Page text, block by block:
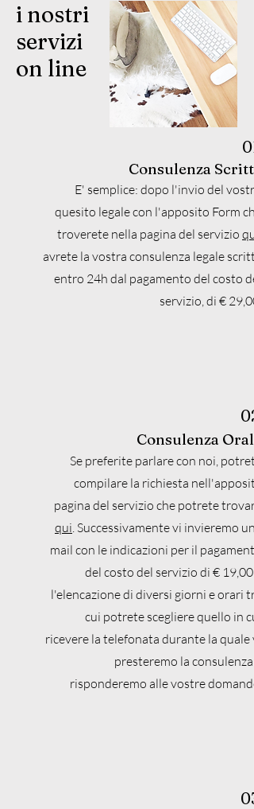
i nostri
servizi
on line
01.
Consulenza Scritta
E' semplice: dopo l'invio del vostro
quesito legale con l'apposito Form che
troverete nella pagina del servizio qui
avrete la vostra consulenza legale scritta
entro 24h dal pagamento del costo del
servizio, di € 29,00.
02.
Consulenza Orale
Se preferite parlare con noi, potrete
compilare la richiesta nell'apposita
pagina del servizio che potrete trovare
qui. Successivamente vi invieremo una
mail con le indicazioni per il pagamento
del costo del servizio di € 19,00 e
l'elencazione di diversi giorni e orari tra
cui potrete scegliere quello in cui
ricevere la telefonata durante la quale vi
presteremo la consulenza e
risponderemo alle vostre domande.
03.